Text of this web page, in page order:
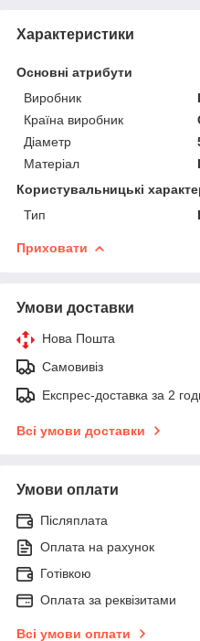
Характеристики
Основні атрибути
Виробник
Країна виробник
Діаметр
Матеріал
Користувальницькі
Тип
Приховати
Умови доставки
Нова Пошта
Самовивіз
Експрес-доставка за 2
Всі умови доставки
Умови оплати
Післяплата
Оплата на рахунок
Готівкою
Оплата за реквізитами
Всі умови оплати